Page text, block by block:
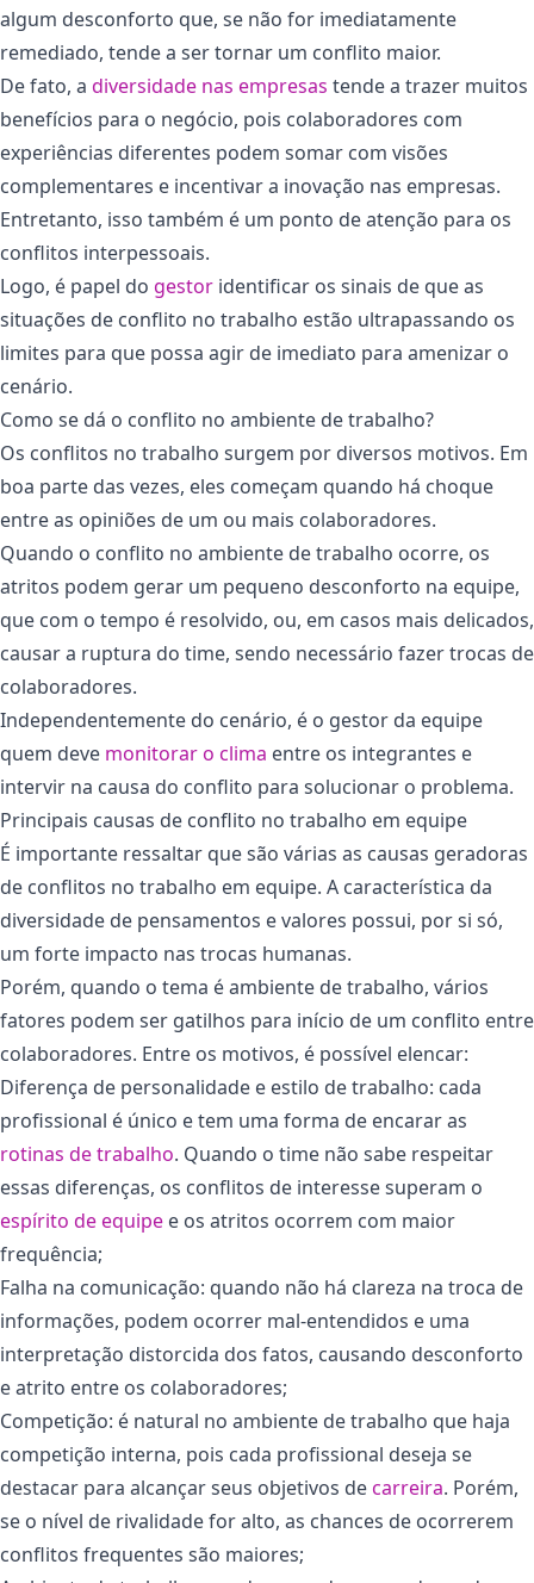
algum desconforto que, se não for imediatamente
remediado, tende a ser tornar um conflito maior.
De fato, a diversidade nas empresas tende a trazer muitos
benefícios para o negócio, pois colaboradores com
experiências diferentes podem somar com visões
complementares e incentivar a inovação nas empresas.
Entretanto, isso também é um ponto de atenção para os
conflitos interpessoais.
Logo, é papel do gestor identificar os sinais de que as
situações de conflito no trabalho estão ultrapassando os
limites para que possa agir de imediato para amenizar o
cenário.
Como se dá o conflito no ambiente de trabalho?
Os conflitos no trabalho surgem por diversos motivos. Em
boa parte das vezes, eles começam quando há choque
entre as opiniões de um ou mais colaboradores.
Quando o conflito no ambiente de trabalho ocorre, os
atritos podem gerar um pequeno desconforto na equipe,
que com o tempo é resolvido, ou, em casos mais delicados,
causar a ruptura do time, sendo necessário fazer trocas de
colaboradores.
Independentemente do cenário, é o gestor da equipe
quem deve monitorar o clima entre os integrantes e
intervir na causa do conflito para solucionar o problema.
Principais causas de conflito no trabalho em equipe
É importante ressaltar que são várias as causas geradoras
de conflitos no trabalho em equipe. A característica da
diversidade de pensamentos e valores possui, por si só,
um forte impacto nas trocas humanas.
Porém, quando o tema é ambiente de trabalho, vários
fatores podem ser gatilhos para início de um conflito entre
colaboradores. Entre os motivos, é possível elencar:
Diferença de personalidade e estilo de trabalho: cada
profissional é único e tem uma forma de encarar as
rotinas de trabalho. Quando o time não sabe respeitar
essas diferenças, os conflitos de interesse superam o
espírito de equipe e os atritos ocorrem com maior
frequência;
Falha na comunicação: quando não há clareza na troca de
informações, podem ocorrer mal-entendidos e uma
interpretação distorcida dos fatos, causando desconforto
e atrito entre os colaboradores;
Competição: é natural no ambiente de trabalho que haja
competição interna, pois cada profissional deseja se
destacar para alcançar seus objetivos decarreira. Porém,
se o nível de rivalidade for alto, as chances de ocorrerem
conflitos frequentes são maiores;